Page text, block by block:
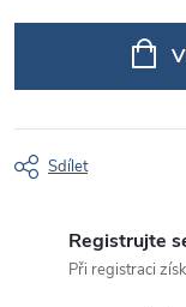
Sdílet
Registrujte
Při registraci